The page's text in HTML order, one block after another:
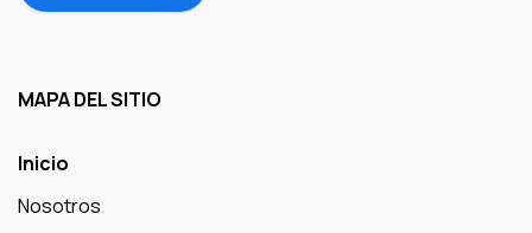
MAPA DEL SITIO
Inicio
Nosotros